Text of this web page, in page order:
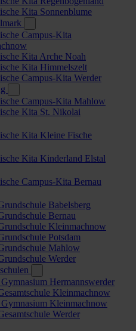
Kita Sonnenblume
Campus-Kita
Kita Arche Noah
Kita Himmelszelt
Campus-Kita Werder
Campus-Kita Mahlow
Kita St. Nikolai
Kita Kleine Fische
Kita Kinderland Elstal
Campus-Kita Bernau
Babelsberg
Bernau
Kleinmachnow
Potsdam
Mahlow
Werder
Hermannswerder
Kleinmachnow
Gymnasium Kleinmachnow
Werder